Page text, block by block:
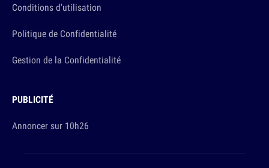
Conditions d'utilisation
Politique de Confidentialité
Gestion de la Confidentialité
PUBLICITÉ
Annoncer sur 10h26